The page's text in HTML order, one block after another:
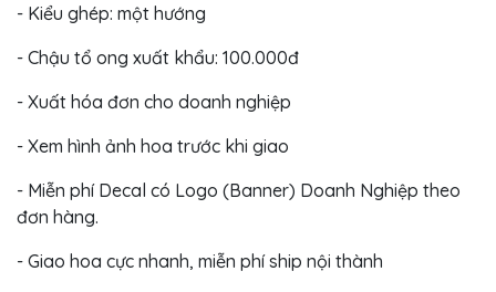
- Kiểu ghép: một hướng
- Chậu tổ ong xuất khẩu: 100.000đ
- Xuất hóa đơn cho doanh nghiệp
- Xem hình ảnh hoa trước khi giao
- Miễn phí Decal có Logo (Banner) Doanh Nghiệp theo
đơn hàng.
- Giao hoa cực nhanh, miễn phí ship nội thành